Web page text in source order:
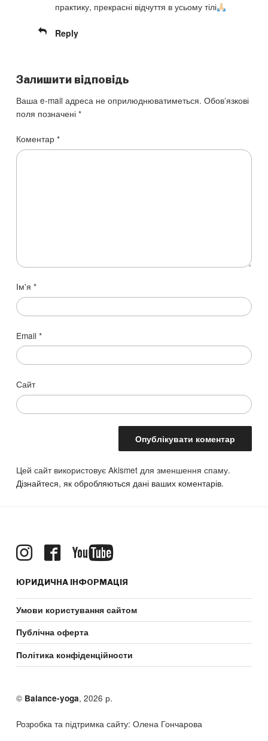
практику, прекрасні відчуття в усьому тілі
Reply
Залишити відповідь
Ваша e-mail адреса не оприлюднюватиметься. Обов’язкові
поля позначені*
Коментар*
Ім'я*
Email*
Сайт
Цей сайт використовує Akismet для зменшення спаму.
Дізнайтеся, як обробляються дані ваших коментарів.
ЮРИДИЧНА ІНФОРМАЦІЯ
Умови користування сайтом
Публічна оферта
Політика конфіденційности
© Balance-yoga, 2026 р.
Розробка та підтримка сайту: Олена Гончарова